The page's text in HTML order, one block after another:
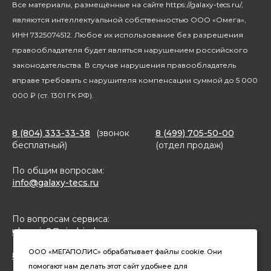
Посуда
Благотворительность
Все материалы, размещённые на сайте https://galaxy-tecs.ru/,
являются интеллектуальной собственностью ООО «Омега»,
ИНН 7325074512. Любое их использование без разрешения
правообладателя будет являться нарушением российского
законодательства. В случае нарушения правообладатель
вправе требовать с нарушителя компенсации суммой до 5 000
000 ₽ (ст. 1301 ГК РФ).
8 (804) 333-33-38
(звонок
бесплатный)
8 (499) 705-50-00
(отдел продаж)
По общим вопросам:
info@galaxy-tecs.ru
По вопросам сервиса:
ulservis2@simbirsk-crown.ru
8(962)633-02-15 (чат в MAX)
ООО «МЕГАПОЛИС» обрабатывает файлы cookie. Они
помогают нам делать этот сайт удобнее для